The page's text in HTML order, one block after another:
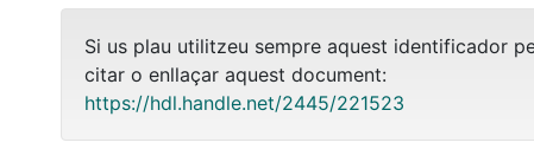
Si us plau utilitzeu sempre aquest identificador
citar o enllaçar aquest document:
https://hdl.handle.net/2445/221523